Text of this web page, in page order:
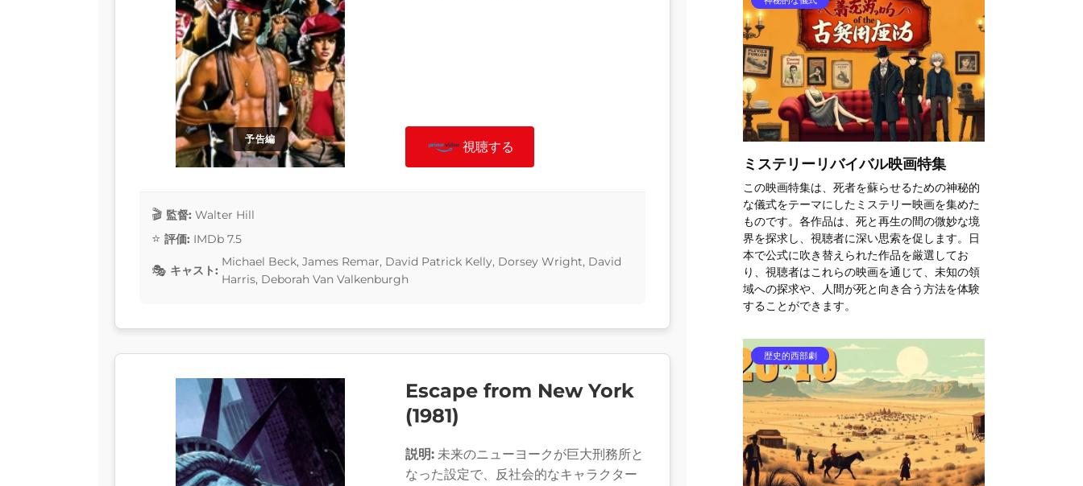
予告編
視聴する
監督: Walter Hill
評価: IMDb 7.5
キャスト:
Michael Beck, James Remar, David Patrick Kelly, Dorsey Wright, David
Harris, Deborah Van Valkenburgh
Escape from New York
(1981)
説明: 未来のニューヨークが巨大刑務所と
なった設定で、反社会的なキャラクター
ミステリーリバイバル映画特集
この映画特集は、死者を蘇らせるための神秘的
な儀式をテーマにしたミステリー映画を集めた
ものです。各作品は、死と再生の間の微妙な境
界を探求し、視聴者に深い思索を促します。日
本で公式に吹き替えられた作品を厳選してお
り、視聴者はこれらの映画を通じて、未知の領
域への探求や、人間が死と向き合う方法を体験
することができます。
歴史的西部劇